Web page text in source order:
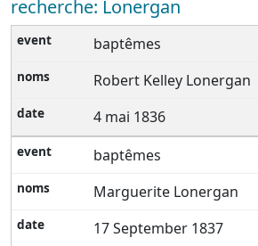
recherche: Lonergan
baptêmes
Robert Kelley Lonergan
4 mai 1836
baptêmes
Marguerite Lonergan
17 September 1837